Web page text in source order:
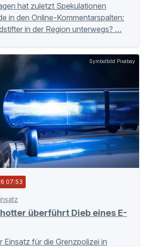
hat zuletzt Spekulationen
in den Online-Kommentarspalten:
in der Region unterwegs? …
Symbolbild Pixabay
07:53
überführt Dieb eines E-
Einsatz für die Grenzpolizei in